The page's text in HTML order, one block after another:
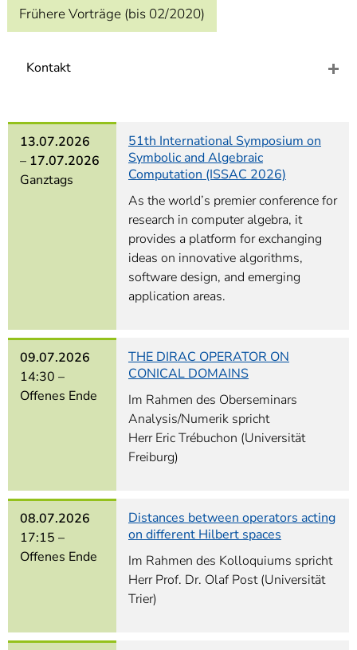
]
Informationen zur
Frühere Vorträge (bis 02/2020)
Kontakt
13.07.2026
– 17.07.2026
Ganztags
51th International Symposium on
Symbolic and Algebraic
Computation (ISSAC 2026)
As the world’s premier conference for
research in computer algebra, it
provides a platform for exchanging
ideas on innovative algorithms,
software design, and emerging
application areas.
09.07.2026
14:30 –
Offenes Ende
THE DIRAC OPERATOR ON
CONICAL DOMAINS
Im Rahmen des Oberseminars
Analysis/Numerik spricht
Herr Eric Trébuchon (Universität
Freiburg)
08.07.2026
17:15 –
Offenes Ende
Distances between operators acting
on different Hilbert spaces
Im Rahmen des Kolloquiums spricht
Herr Prof. Dr. Olaf Post (Universität
Trier)